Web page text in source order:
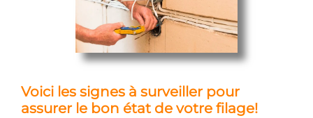
Voici les signes à surveiller pour
assurer le bon état de votre filage!